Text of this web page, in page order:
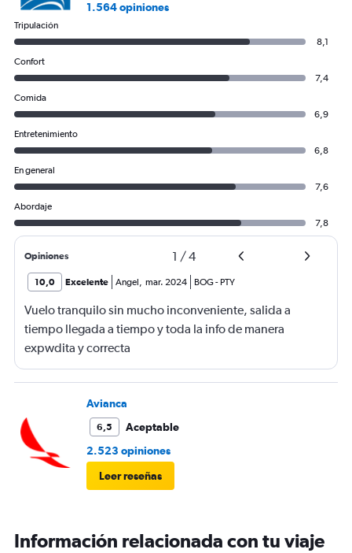
1.564 opiniones
Tripulación
8,1
Confort
7,4
Comida
6,9
Entretenimiento
6,8
En general
7,6
Abordaje
7,8
Opiniones 1 /4
10,0 Excelente Angel, mar. 2024 BOG- PTY
Vuelo tranquilo sin mucho inconveniente, salida a
tiempo llegada a tiempo y toda la info de manera
expwdita y correcta
Avianca
6,5
Aceptable
2.523 opiniones
Leer reseñas
Información relacionada con tu viaje